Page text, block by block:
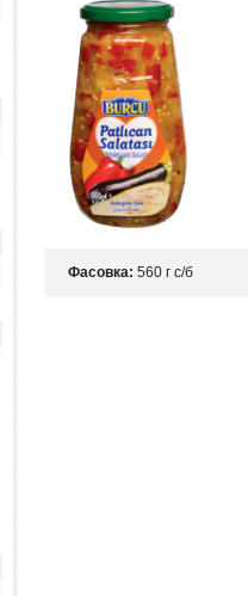
Фасовка: 560 г с/б